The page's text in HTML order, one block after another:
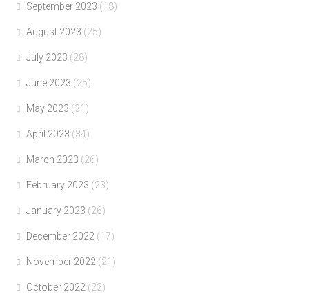
September 2023 (18)
August 2023 (25)
July 2023 (28)
June 2023 (25)
May 2023 (31)
April 2023 (34)
March 2023 (26)
February 2023 (23)
January 2023 (26)
December 2022 (17)
November 2022 (21)
October 2022 (22)